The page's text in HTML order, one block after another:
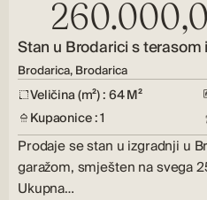
Stan u Brodarici s
Brodarica, Brodarica
Veličina (m²) : 64 M²
Kupaonice : 1
Prodaje se stan u izgradnji u
garažom, smješten na svega
Ukupna…